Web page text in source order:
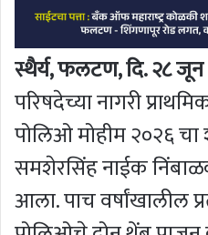
स्थैर्य, फलटण, दि. २८
परिषदेच्या नागरी
पोलिओ मोहीम २०२६ चा
समशेरसिंह नाईक
आला. पाच वर्षांखालील